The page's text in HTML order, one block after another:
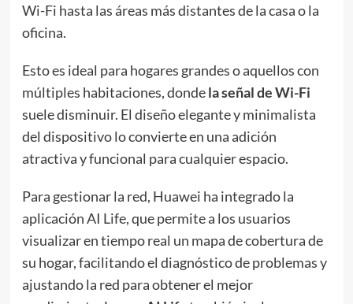
Wi-Fi hasta las áreas más distantes de la casa o la
oficina.
Esto es ideal para hogares grandes o aquellos con
múltiples habitaciones, dondela señal de Wi-Fi
suele disminuir. El diseño elegante y minimalista
del dispositivo lo convierte en una adición
atractiva y funcional para cualquier espacio.
Para gestionar la red, Huawei ha integrado la
aplicación AI Life, que permite a los usuarios
visualizar en tiempo real un mapa de cobertura de
su hogar, facilitando el diagnóstico de problemas y
ajustando la red para obtener el mejor